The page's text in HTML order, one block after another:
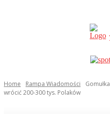
Home Rampa Wiadomości
wrócić 200-300 tys. Polaków